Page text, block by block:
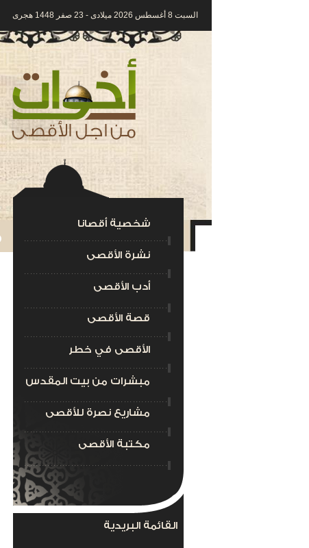
السبت 8 أغسطس 2026 ميلادى - 23 صفر 1448 هجرى
شخصية أقصانا
نشرة الأقصى
أدب الأقصى
قصة الأقصى
الأقصى في خطر
مبشرات من بيت المقدس
مشاريع نصرة للأقصى
مكتبة الأقصى
القائمة البريدية